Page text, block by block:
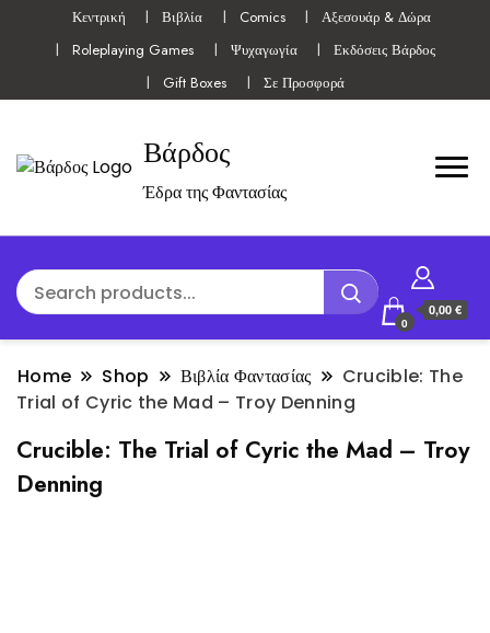
Κεντρική Βιβλία Comics
Αξεσουάρ & Δώρα
Roleplaying Games
Ψυχαγωγία
Εκδόσεις Βάρδος
Gift Boxes
Σε Προσφορά
Βάρδος
Έδρα της Φαντασίας
0
0,00 €
Home Shop Βιβλία Φαντασίας
Crucible: The
Trial of Cyric the Mad – Troy Denning
Crucible: The Trial of Cyric the Mad – Troy
Denning